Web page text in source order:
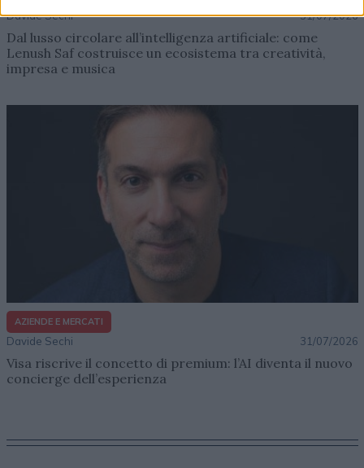
Davide Sechi 31/07/2026
Dal lusso circolare all’intelligenza artificiale: come
Lenush Saf costruisce un ecosistema tra creatività,
impresa e musica
AZIENDE E MERCATI
Davide Sechi 31/07/2026
Visa riscrive il concetto di premium: l’AI diventa il nuovo
concierge dell’esperienza